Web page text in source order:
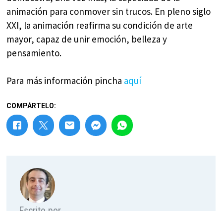
animación para conmover sin trucos. En pleno siglo
XXI, la animación reafirma su condición de arte
mayor, capaz de unir emoción, belleza y
pensamiento.
Para más información pincha aquí
COMPÁRTELO: